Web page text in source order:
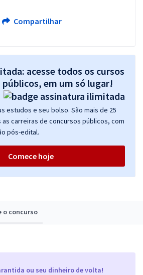
o concurso
ou seu dinheiro de volta!
Compartilhar
acesse todos os cursos
públicos, em um só lugar!
estudos e seu bolso. São mais de 25
carreiras de concursos públicos, com
pós-edital.
Comece hoje